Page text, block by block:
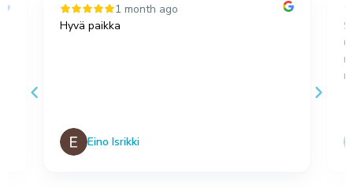
1 month ago
Hyvä paikka
Eino Isrikki